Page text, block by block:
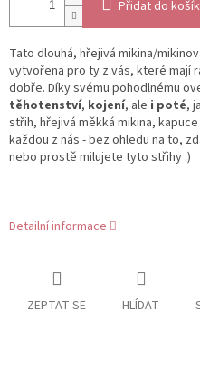
Přidat do
Tato dlouhá, hřejivá mikina/
vytvořena pro ty z vás, které mají
dobře. Díky svému pohodlnému
těhotenství, kojení, ale i poté,
střih, hřejivá měkká mikina,
každou z nás - bez ohledu na to,
nebo prostě milujete tyto střihy :)
Detailní informace
ZEPTAT SE HLÍDAT